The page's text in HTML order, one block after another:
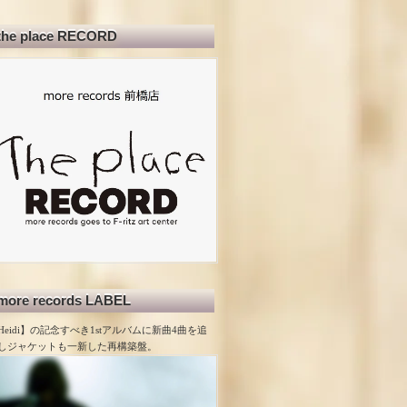
place RECORD
records LABEL
】の記念すべき1stアルバムに新曲4曲を追
ジャケットも一新した再構築盤。